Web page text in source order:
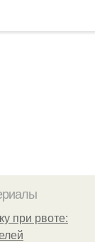
при рвоте: